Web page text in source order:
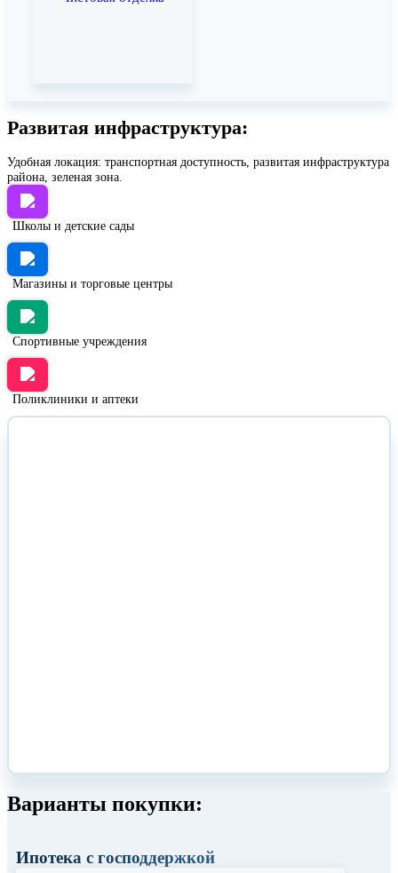
Развитая инфраструктура:
Удобная локация: транспортная доступность, развитая инфраструктура
района, зеленая зона.
Школы и детские сады
Магазины и торговые центры
Спортивные учреждения
Поликлиники и аптеки
Варианты покупки:
Ипотека с господдержкой